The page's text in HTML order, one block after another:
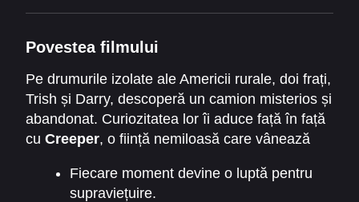
apariția creaturii legendare Creeper.
Povestea filmului
Pe drumurile izolate ale Americii rurale, doi frați,
Trish și Darry, descoperă un camion misterios și
abandonat. Curiozitatea lor îi aduce față în față
cu Creeper, o ființă nemiloasă care vânează
Fiecare moment devine o luptă pentru
supraviețuire.